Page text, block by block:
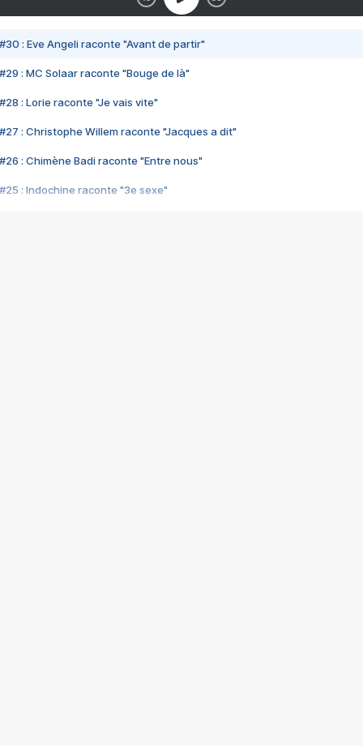
#30 : Eve Angeli raconte "Avant de partir"
#29 : MC Solaar raconte "Bouge de là"
#28 : Lorie raconte "Je vais vite"
#27 : Christophe Willem raconte "Jacques a dit"
#26 : Chimène Badi raconte "Entre nous"
#25 : Indochine raconte "3e sexe"